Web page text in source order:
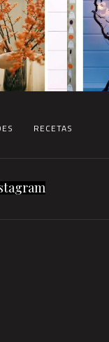
RECETAS